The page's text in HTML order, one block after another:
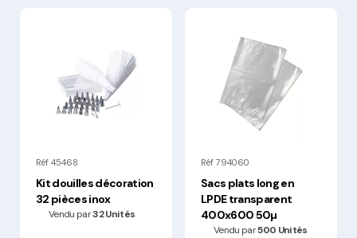
Réf 45468
Kit douilles décoration
32 pièces inox
Vendu par32 Unités
Réf 794060
Sacs plats long en
LPDE transparent
400x600 50µ
Vendu par500 Unités